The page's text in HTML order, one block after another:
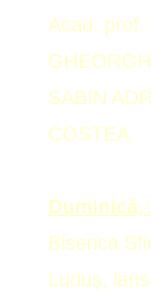
Acad. prof.
SABIN
COSTEA
Duminică,
Biserica
Luduș,